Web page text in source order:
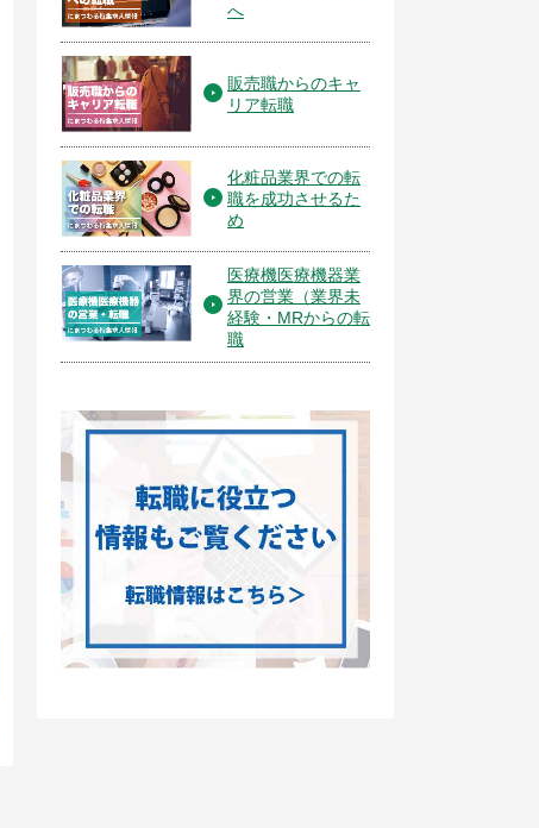
へ
販売職からのキャ
リア転職
化粧品業界での転
職を成功させるた
め
医療機医療機器業
界の営業（業界未
経験・MRからの転
職